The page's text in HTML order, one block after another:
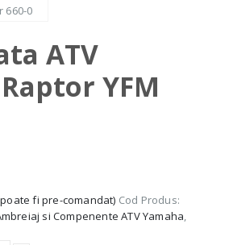
ATV
YFM
fi pre-comandat) Cod Produs:
si Compenente ATV Yamaha,